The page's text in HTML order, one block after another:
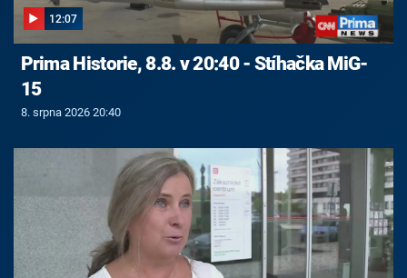
12:07
Prima Historie, 8.8. v 20:40 - Stíhačka MiG-
15
8. srpna 2026 20:40